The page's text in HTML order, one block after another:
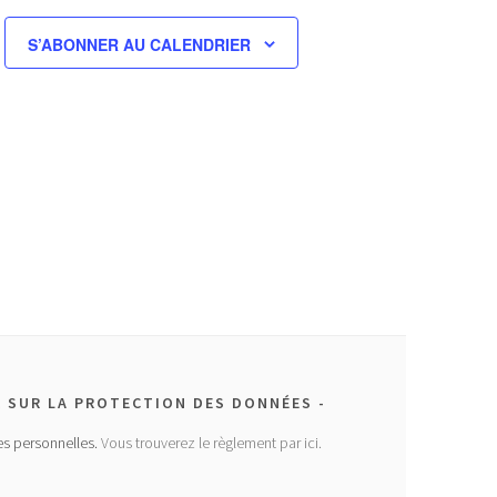
S’ABONNER AU CALENDRIER
SUR LA PROTECTION DES DONNÉES
personnelles.Vous trouverez le règlement par ici.